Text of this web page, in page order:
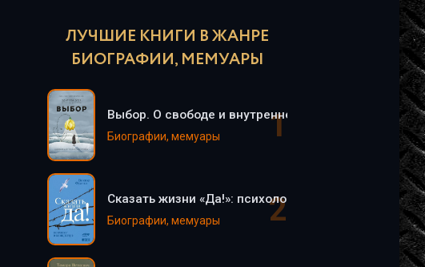
ЛУЧШИЕ КНИГИ В ЖАНРЕ
БИОГРАФИИ, МЕМУАРЫ
Выбор. О свободе и внутренней силе человека -
Биографии, мемуары
Сказать жизни «Да!»: психолог в концлагере -
Биографии, мемуары